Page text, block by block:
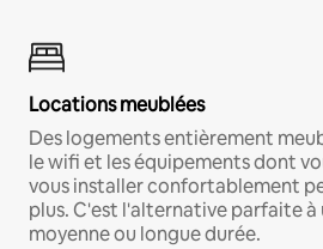
Locations meublées
Des logements entièrement
le wifi et les équipements dont
vous installer confortablement
plus. C'est l'alternative parfaite
moyenne ou longue durée.